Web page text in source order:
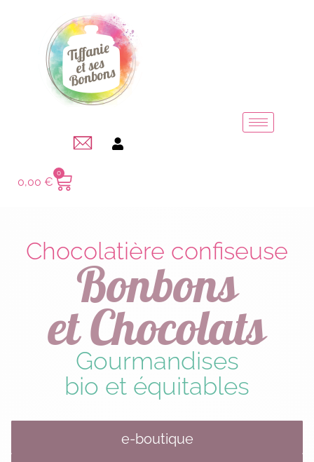
0,00 €
0
Chocolatière confiseuse
Bonbons
et Chocolats
Gourmandises
bio et équitables
e-boutique